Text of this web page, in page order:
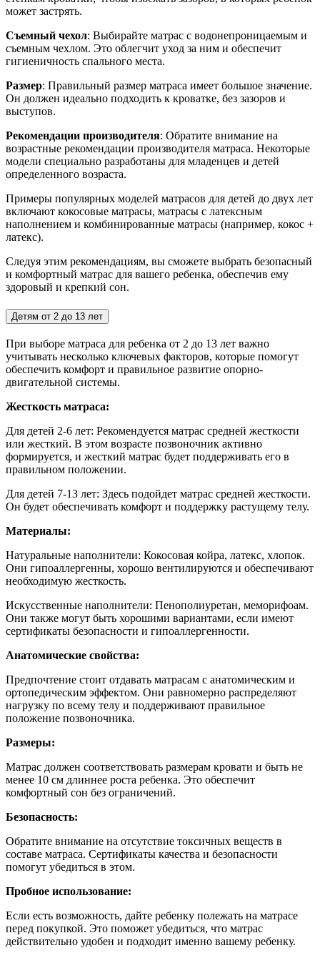
может застрять.
Съемный чехол: Выбирайте матрас с водонепроницаемым и
съемным чехлом. Это облегчит уход за ним и обеспечит
гигиеничность спального места.
Размер: Правильный размер матраса имеет большое значение.
Он должен идеально подходить к кроватке, без зазоров и
выступов.
Рекомендации производителя: Обратите внимание на
возрастные рекомендации производителя матраса. Некоторые
модели специально разработаны для младенцев и детей
определенного возраста.
Примеры популярных моделей матрасов для детей до двух лет
включают кокосовые матрасы, матрасы с латексным
наполнением и комбинированные матрасы (например, кокос +
латекс).
Следуя этим рекомендациям, вы сможете выбрать безопасный
и комфортный матрас для вашего ребенка, обеспечив ему
здоровый и крепкий сон.
Детям от 2 до 13 лет
При выборе матраса для ребенка от 2 до 13 лет важно
учитывать несколько ключевых факторов, которые помогут
обеспечить комфорт и правильное развитие опорно-
двигательной системы.
Жесткость матраса:
Для детей 2-6 лет: Рекомендуется матрас средней жесткости
или жесткий. В этом возрасте позвоночник активно
формируется, и жесткий матрас будет поддерживать его в
правильном положении.
Для детей 7-13 лет: Здесь подойдет матрас средней жесткости.
Он будет обеспечивать комфорт и поддержку растущему телу.
Материалы:
Натуральные наполнители: Кокосовая койра, латекс, хлопок.
Они гипоаллергенны, хорошо вентилируются и обеспечивают
необходимую жесткость.
Искусственные наполнители: Пенополиуретан, меморифоам.
Они также могут быть хорошими вариантами, если имеют
сертификаты безопасности и гипоаллергенности.
Анатомические свойства:
Предпочтение стоит отдавать матрасам с анатомическим и
ортопедическим эффектом. Они равномерно распределяют
нагрузку по всему телу и поддерживают правильное
положение позвоночника.
Размеры:
Матрас должен соответствовать размерам кровати и быть не
менее 10 см длиннее роста ребенка. Это обеспечит
комфортный сон без ограничений.
Безопасность:
Обратите внимание на отсутствие токсичных веществ в
составе матраса. Сертификаты качества и безопасности
помогут убедиться в этом.
Пробное использование:
Если есть возможность, дайте ребенку полежать на матрасе
перед покупкой. Это поможет убедиться, что матрас
действительно удобен и подходит именно вашему ребенку.